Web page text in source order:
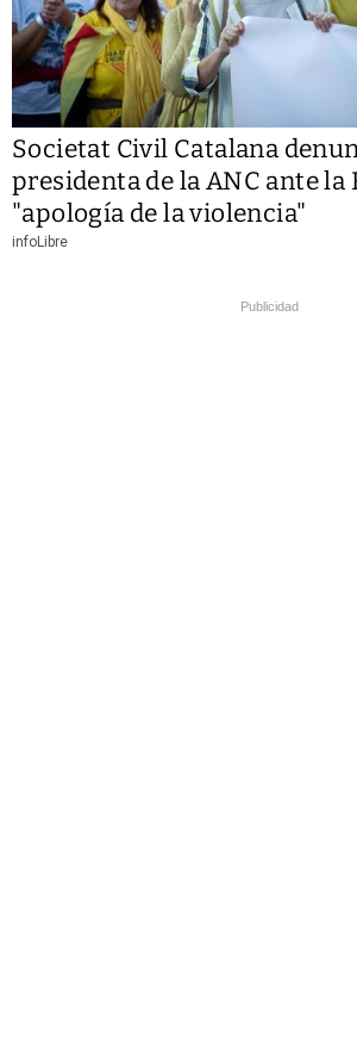
Societat Civil Catalana
presidenta de la ANC ante la
"apología de la violencia"
infoLibre
Publicidad